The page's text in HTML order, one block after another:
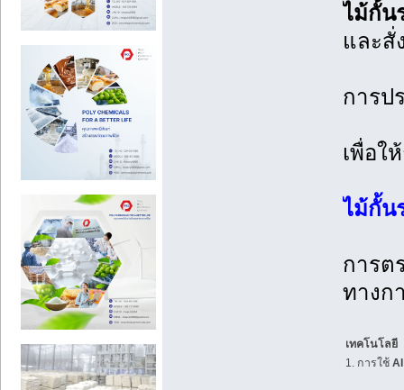
ไม้กั้น
และสั่
การป
เพื่อใ
ไม้กั้น
การต
ทางก
เทคโนโลยี
1. การใช้ AI